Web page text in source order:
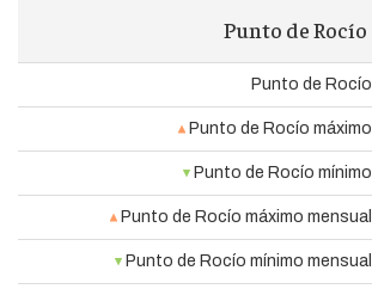
Punto de Rocío
Punto de Rocío
Punto de Rocío máximo
Punto de Rocío mínimo
Punto de Rocío máximo mensual
Punto de Rocío mínimo mensual